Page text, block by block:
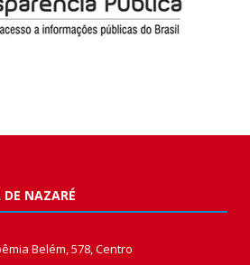
DE NAZARÉ
Belém, 578, Centro